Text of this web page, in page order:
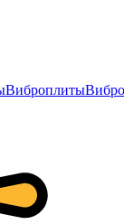
Виброплиты